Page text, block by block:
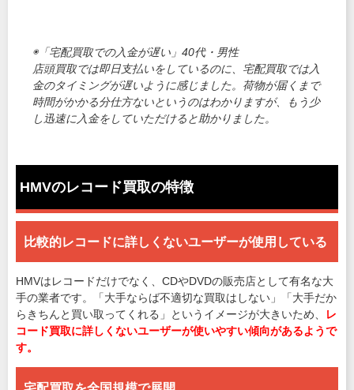
◉「宅配買取での入金が遅い」40代・男性
店頭買取では即日支払いをしているのに、宅配買取では入
金のタイミングが遅いように感じました。荷物が届くまで
時間がかかる分仕方ないというのはわかりますが、もう少
し迅速に入金をしていただけると助かりました。
HMVのレコード買取の特徴
比較的レコードに詳しくないユーザーが使用している
HMVはレコードだけでなく、CDやDVDの販売店として有名な大
手の業者です。「大手ならば不適切な買取はしない」「大手だか
らきちんと買い取ってくれる」というイメージが大きいため、
レ
コード買取に詳しくないユーザーが使いやすい傾向があるようで
す。